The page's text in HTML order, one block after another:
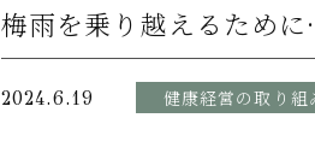
梅雨を乗り越えるため
2024.6.19 健康経営の取り組